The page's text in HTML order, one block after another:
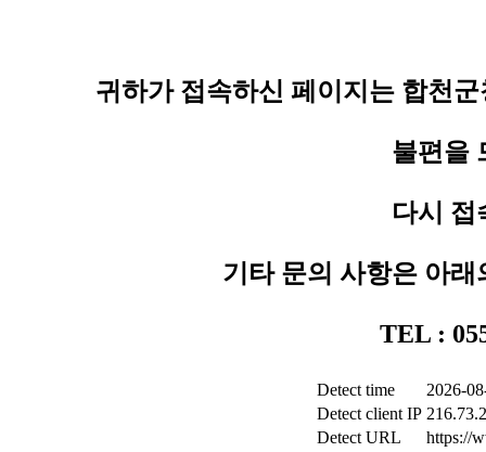
귀하가 접속하신 페이지는 합천
불편을
다시 접
기타 문의 사항은 아
TEL :
Detect time
2026-
Detect client IP
Detect URL
https://